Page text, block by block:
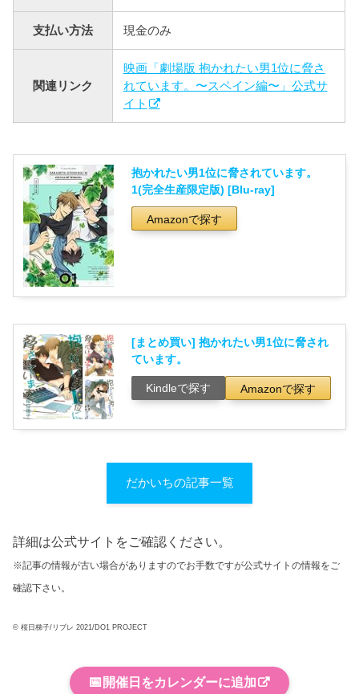
支払い方法 現金のみ
関連リンク
映画「劇場版 抱かれたい男1位に脅さ
れています。〜スペイン編〜」公式サ
イト
抱かれたい男1位に脅されています。
1(完全生産限定版) [Blu-ray]
Amazonで探す
[まとめ買い] 抱かれたい男1位に脅され
ています。
Kindleで探す Amazonで探す
だかいちの記事一覧
詳細は公式サイトをご確認ください。
※記事の情報が古い場合がありますのでお手数ですが公式サイトの情報をご
確認下さい。
© 桜日梯子/リブレ 2021/DO1 PROJECT
📅 開催日をカレンダーに追加